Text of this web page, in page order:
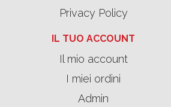
Privacy Policy
IL TUO ACCOUNT
Il mio account
I miei ordini
Admin